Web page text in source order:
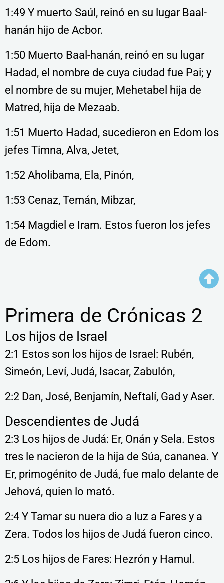
1:49 Y muerto Saúl, reinó en su lugar Baal-
hanán hijo de Acbor.
1:50 Muerto Baal-hanán, reinó en su lugar
Hadad, el nombre de cuya ciudad fue Pai; y
el nombre de su mujer, Mehetabel hija de
Matred, hija de Mezaab.
1:51 Muerto Hadad, sucedieron en Edom los
jefes Timna, Alva, Jetet,
1:52 Aholibama, Ela, Pinón,
1:53 Cenaz, Temán, Mibzar,
1:54 Magdiel e Iram. Estos fueron los jefes
de Edom.
Primera de Crónicas 2
Los hijos de Israel
2:1 Estos son los hijos de Israel: Rubén,
Simeón, Leví, Judá, Isacar, Zabulón,
2:2 Dan, José, Benjamín, Neftalí, Gad y Aser.
Descendientes de Judá
2:3 Los hijos de Judá: Er, Onán y Sela. Estos
tres le nacieron de la hija de Súa, cananea. Y
Er, primogénito de Judá, fue malo delante de
Jehová, quien lo mató.
2:4 Y Tamar su nuera dio a luz a Fares y a
Zera. Todos los hijos de Judá fueron cinco.
2:5 Los hijos de Fares: Hezrón y Hamul.